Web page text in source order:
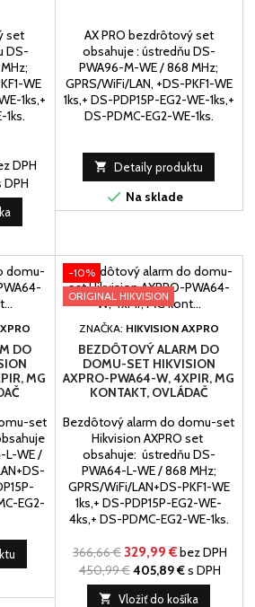
set
DS-
WE
1ks,+
1ks.
DPH
DPH
AX PRO bezdrôtový set
obsahuje : ústredňu DS-
PWA96-M-WE / 868 MHz;
GPRS/WiFi/LAN, +DS-PKF1-WE
1ks,+ DS-PDP15P-EG2-WE-1ks,+
DS-PDMC-EG2-WE-1ks.
 Detaily produktu
 Na sklade
DO
MG
set
L-WE /
EG2-
-10%
ORIGINAL HIKVISION
ZNAČKA: HIKVISION AXPRO
BEZDÔTOVÝ ALARM DO
DOMU-SET HIKVISION
AXPRO-PWA64-W, 4XPIR, MG
KONTAKT, OVLÁDAČ
Bezdôtový alarm do domu-set
Hikvision AXPRO set
obsahuje: ústredňu DS-
PWA64-L-WE / 868 MHz;
GPRS/WiFi/LAN+DS-PKF1-WE
1ks,+ DS-PDP15P-EG2-WE-
4ks,+ DS-PDMC-EG2-WE-1ks.
366,66 € 329,99 €bez DPH
450,99 €405,89 €s DPH
 Vložiť do košíka